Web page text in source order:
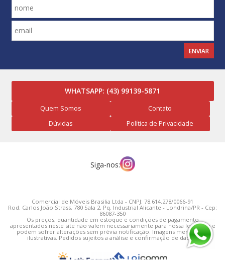
ENVIAR
WHATSAPP: (43) 99139-5871
Quem Somos
Contato
Dúvidas
Política de Privacidade
Siga-nos:
Comercial de Móveis Brasilia Ltda - CNPJ: 78.614.278/0066-91
Rod. Carlos João Strass, 780 Sala 2, Pq. Industrial Alicante - Londrina/PR - Cep:
86087-350
Os preços, quantidade em estoque e condições de pagamento
apresentados neste site não valem necessariamente para nossa loja física e
podem sofrer alterações sem prévia notificação. Imagens meramente
ilustrativas. Pedidos sujeitos a análise e confirmação de dados.